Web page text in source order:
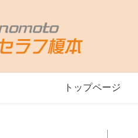
トップページ